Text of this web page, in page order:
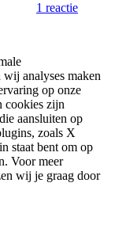
1 reactie
analyses maken
op onze
cookies zijn
aansluiten op
zoals X
staat bent om op
Voor meer
wij je graag door